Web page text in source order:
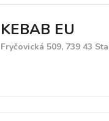
KEBAB EU
Fryčovická 509, 739 43